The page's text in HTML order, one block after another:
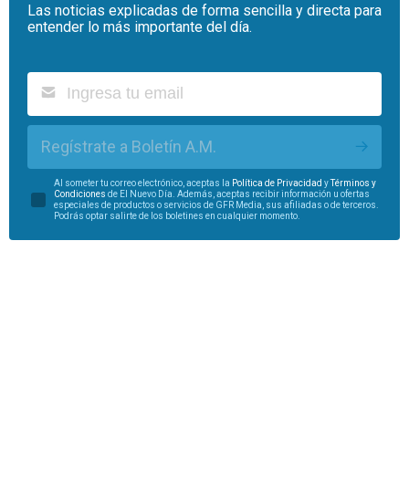
Las noticias explicadas de forma sencilla y directa para
entender lo más importante del día.
Regístrate a Boletín A.M.
Al someter tu correo electrónico, aceptas la Política de Privacidad yTérminos y
Condiciones de El Nuevo Día. Además, aceptas recibir información u ofertas
especiales de productos o servicios de GFR Media, sus afiliadas o de terceros.
Podrás optar salirte de los boletines en cualquier momento.